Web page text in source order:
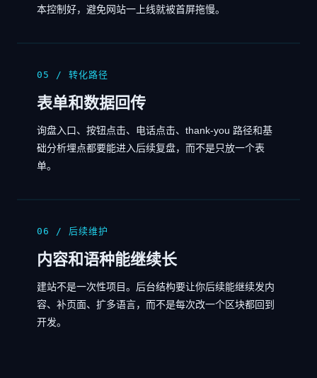
本控制好，避免网站一上线就被首屏拖慢。
05 / 转化路径
表单和数据回传
询盘入口、按钮点击、电话点击、thank-you 路径和基
础分析埋点都要能进入后续复盘，而不是只放一个表
单。
06 / 后续维护
内容和语种能继续长
建站不是一次性项目。后台结构要让你后续能继续发内
容、补页面、扩多语言，而不是每次改一个区块都回到
开发。